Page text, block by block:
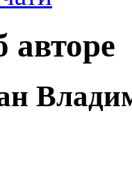
авторе